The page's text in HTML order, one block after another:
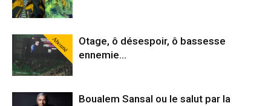
Abonné
Otage, ô désespoir, ô bassesse
ennemie…
Boualem Sansal ou le salut par la